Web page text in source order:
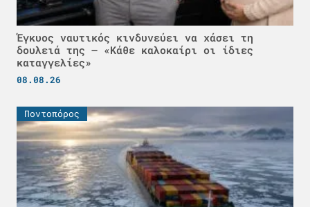
Έγκυος ναυτικός κινδυνεύει να χάσει τη
δουλειά της – «Κάθε καλοκαίρι οι ίδιες
καταγγελίες»
08.08.26
Ποντοπόρος